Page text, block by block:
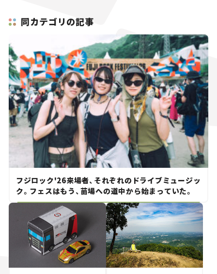
同カテゴリの記事
フジロック'26来場者、それぞれのドライブミュージッ
ク。フェスはもう、苗場への道中から始まっていた。